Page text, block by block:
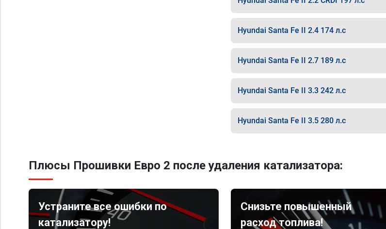
Hyundai Santa Fe II 2.4 174 л.с
Hyundai Santa Fe II 2.7 189 л.с
Hyundai Santa Fe II 3.3 242 л.с
Hyundai Santa Fe II 3.5 280 л.с
Плюсы Прошивки Евро 2 после удаления катализатора:
Устраните все ошибки по
катализатору!
Снизьте повышенный
расход топлива!